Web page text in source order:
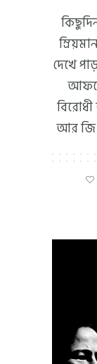
দেখে
আর জি